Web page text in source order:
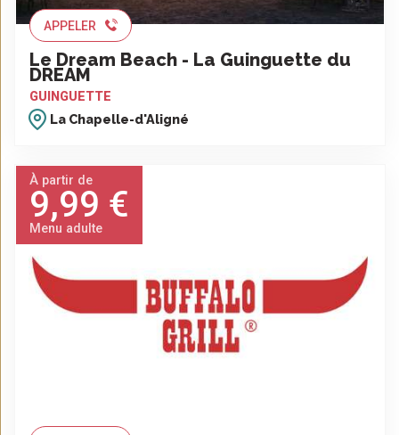
APPELER
Le Dream Beach - La Guinguette du
DREAM
GUINGUETTE
La Chapelle-d'Aligné
À partir de
9,99 €
Menu adulte